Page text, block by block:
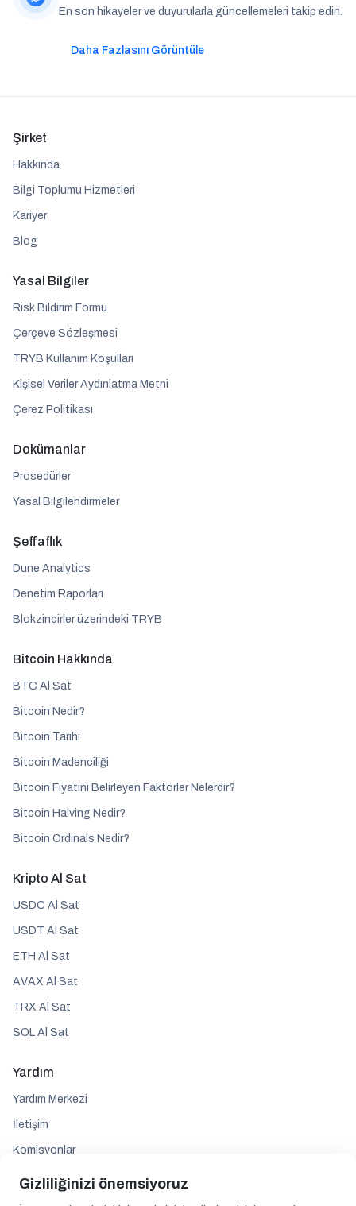
En son hikayeler ve duyurularla güncellemeleri takip edin.
Daha Fazlasını Görüntüle
Şirket
Hakkında
Bilgi Toplumu Hizmetleri
Kariyer
Blog
Yasal Bilgiler
Risk Bildirim Formu
Çerçeve Sözleşmesi
TRYB Kullanım Koşulları
Kişisel Veriler Aydınlatma Metni
Çerez Politikası
Dokümanlar
Prosedürler
Yasal Bilgilendirmeler
Şeffaflık
Dune Analytics
Denetim Raporları
Blokzincirler üzerindeki TRYB
Bitcoin Hakkında
BTC Al Sat
Bitcoin Nedir?
Bitcoin Tarihi
Bitcoin Madenciliği
Bitcoin Fiyatını Belirleyen Faktörler Nelerdir?
Bitcoin Halving Nedir?
Bitcoin Ordinals Nedir?
Kripto Al Sat
USDC Al Sat
USDT Al Sat
ETH Al Sat
AVAX Al Sat
TRX Al Sat
SOL Al Sat
Yardım
Yardım Merkezi
İletişim
Komisyonlar
Gizliliğinizi önemsiyoruz